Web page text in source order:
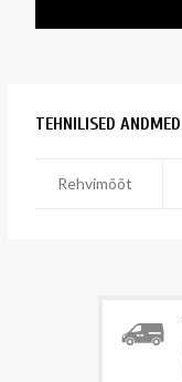
TEHNILISED ANDMED
Rehvimõõt